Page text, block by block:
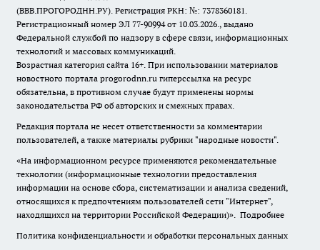
(ВВВ.ПРОГОРОДНН.РУ). Регистрация РКН: №: 7378360181.
Регистрационный номер ЭЛ 77-90994 от 10.03.2026., выдано
Федеральной службой по надзору в сфере связи, информационных
технологий и массовых коммуникаций.
Возрастная категория сайта 16+. При использовании материалов
новостного портала progorodnn.ru гиперссылка на ресурс
обязательна, в противном случае будут применены нормы
законодательства РФ об авторских и смежных правах.
Редакция портала не несет ответственности за комментарии
пользователей, а также материалы рубрики "народные новости".
«На информационном ресурсе применяются рекомендательные
технологии (информационные технологии предоставления
информации на основе сбора, систематизации и анализа сведений,
относящихся к предпочтениям пользователей сети "Интернет",
находящихся на территории Российской Федерации)». Подробнее
Политика конфиденциальности и обработки персональных данных